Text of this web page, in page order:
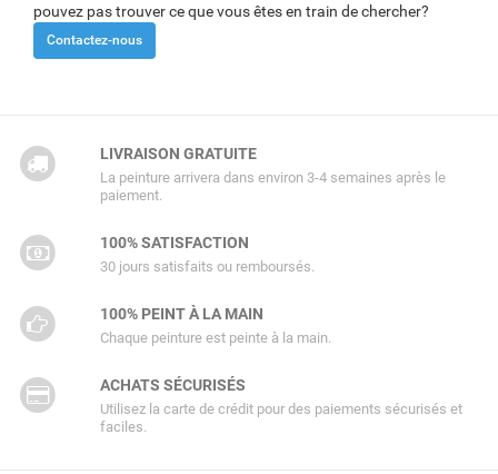
pouvez pas trouver ce que vous êtes en train de chercher?
Contactez-nous
LIVRAISON GRATUITE
La peinture arrivera dans environ 3-4 semaines après le
paiement.
100% SATISFACTION
30 jours satisfaits ou remboursés.
100% PEINT À LA MAIN
Chaque peinture est peinte à la main.
ACHATS SÉCURISÉS
Utilisez la carte de crédit pour des paiements sécurisés et
faciles.